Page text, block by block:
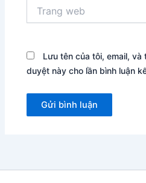
web
Lưu tên của tôi, email,
duyệt này cho lần bình luận